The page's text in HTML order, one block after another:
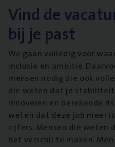
Vind de
bij je past
We gaan volledig voor
inclusie en ambitie.
mensen nodig die ook
die weten dat je
innoveren en berekende
weten dat deze job meer
cijfers. Mensen die weten
het verschil te maken.